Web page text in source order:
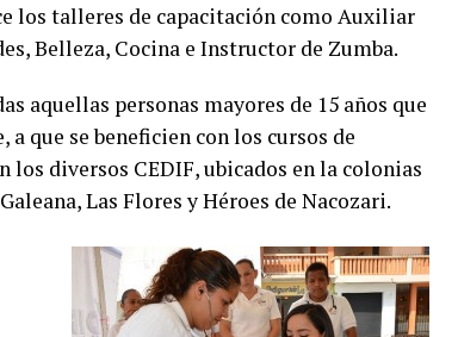
los talleres de capacitación como Auxiliar
Belleza, Cocina e Instructor de Zumba.
aquellas personas mayores de 15 años que
que se beneficien con los cursos de
los diversos CEDIF, ubicados en la colonias
Las Flores y Héroes de Nacozari.